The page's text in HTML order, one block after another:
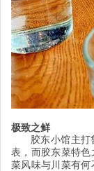
极致之鲜
胶东小馆主
表，而胶东菜特
菜风味与川菜有